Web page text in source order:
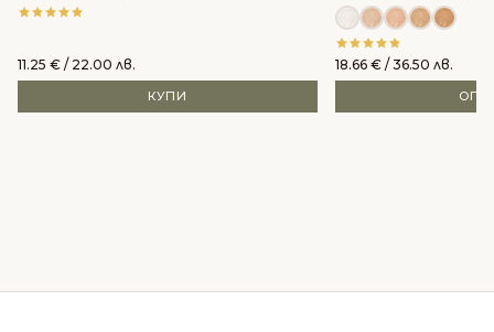
11.25 € / 22.00 лв.
КУПИ
18.66 € / 36.50 лв.